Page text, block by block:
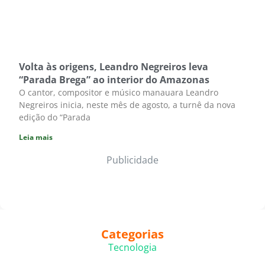
Volta às origens, Leandro Negreiros leva
“Parada Brega” ao interior do Amazonas
O cantor, compositor e músico manauara Leandro
Negreiros inicia, neste mês de agosto, a turnê da nova
edição do “Parada
Leia mais
Publicidade
Categorias
Tecnologia